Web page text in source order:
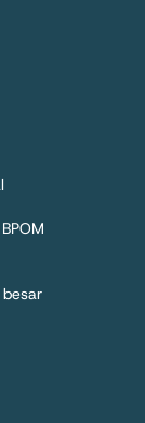
besar